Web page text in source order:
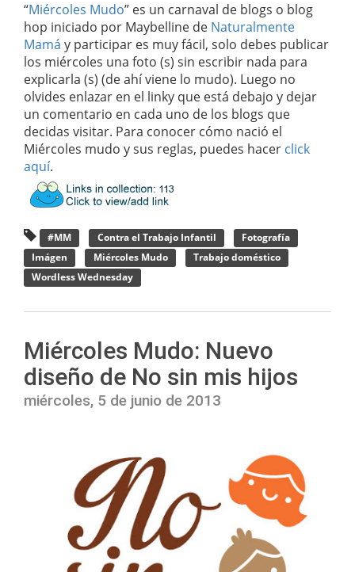
“Miércoles Mudo” es un carnaval de blogs o blog
hop iniciado por Maybelline de Naturalmente
Mamá y participar es muy fácil, solo debes publicar
los miércoles una foto (s) sin escribir nada para
explicarla (s) (de ahí viene lo mudo). Luego no
olvides enlazar en el linky que está debajo y dejar
un comentario en cada uno de los blogs que
decidas visitar. Para conocer cómo nació el
Miércoles mudo y sus reglas, puedes hacer click
aquí.
#MM Contra el Trabajo Infantil
Fotografía
Imágen
Miércoles Mudo
Trabajo doméstico
Wordless Wednesday
Miércoles Mudo: Nuevo
diseño de No sin mis hijos
miércoles, 5 de junio de 2013